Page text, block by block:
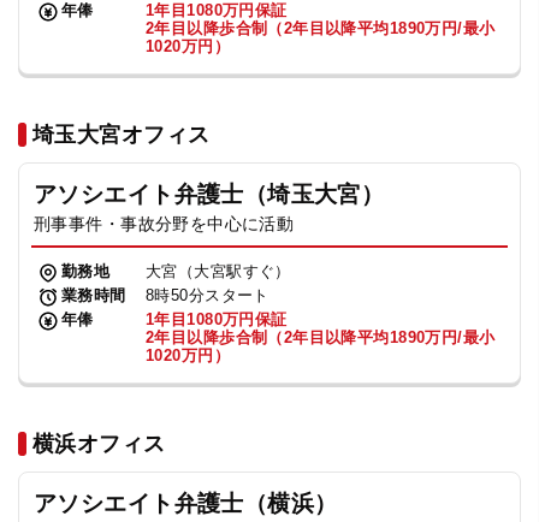
年俸
1年目1080万円保証
2年目以降歩合制（2年目以降平均1890万円/最小
1020万円）
埼玉大宮オフィス
アソシエイト弁護士（埼玉大宮）
刑事事件・事故分野を中心に活動
勤務地
大宮（大宮駅すぐ）
業務時間
8時50分スタート
年俸
1年目1080万円保証
2年目以降歩合制（2年目以降平均1890万円/最小
1020万円）
横浜オフィス
アソシエイト弁護士（横浜）